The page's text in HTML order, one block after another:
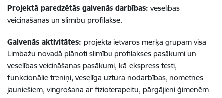
Projektā paredzētās galvenās darbības: veselības
veicināšanas un slimību profilakse.
Galvenās aktivitātes: projekta ietvaros mērķa grupām visā
Limbažu novadā plānoti slimību profilakses pasākumi un
veselības veicināšanas pasākumi, kā ekspress testi,
funkcionālie treniņi, veselīga uztura nodarbības, nometnes
jauniešiem, vingrošana ar fizioterapeitu, pārgājieni ģimenēm